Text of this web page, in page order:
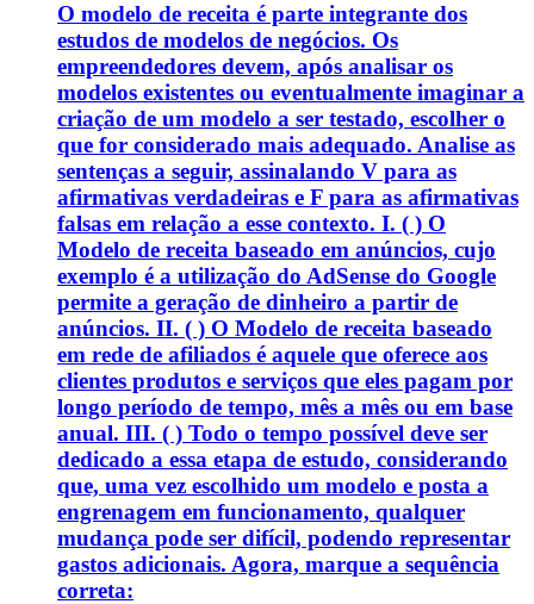
O modelo de receita é parte integrante dos
estudos de modelos de negócios. Os
empreendedores devem, após analisar os
modelos existentes ou eventualmente imaginar a
criação de um modelo a ser testado, escolher o
que for considerado mais adequado. Analise as
sentenças a seguir, assinalando V para as
afirmativas verdadeiras e F para as afirmativas
falsas em relação a esse contexto. I. ( ) O
Modelo de receita baseado em anúncios, cujo
exemplo é a utilização do AdSense do Google
permite a geração de dinheiro a partir de
anúncios. II. ( ) O Modelo de receita baseado
em rede de afiliados é aquele que oferece aos
clientes produtos e serviços que eles pagam por
longo período de tempo, mês a mês ou em base
anual. III. ( ) Todo o tempo possível deve ser
dedicado a essa etapa de estudo, considerando
que, uma vez escolhido um modelo e posta a
engrenagem em funcionamento, qualquer
mudança pode ser difícil, podendo representar
gastos adicionais. Agora, marque a sequência
correta: